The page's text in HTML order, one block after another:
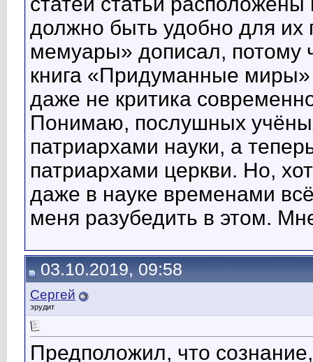
должно быть удобно для
мемуары» дописал, потому
книга «Придуманные миры»
даже не критика
Понимаю, послушных
патриархами науки, а
патриархами церкви. Но,
даже в науке временами
меня разубедить в этом.
03.10.2019, 09:58
Сергей
эрудит
Предположил, что